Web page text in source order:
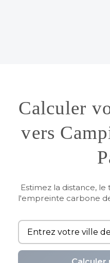
Calculer
vers
Estimez la distance,
l'empreinte carbone